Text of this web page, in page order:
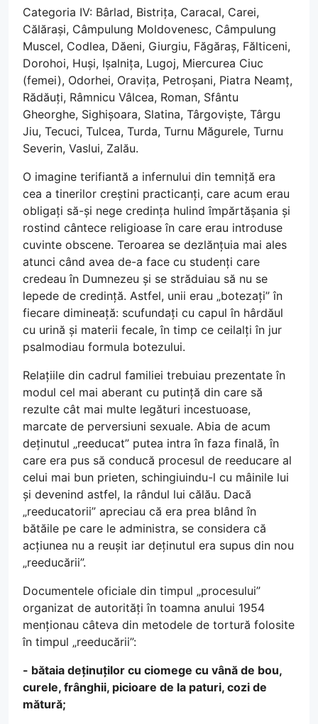
Categoria IV: Bârlad, Bistrița, Caracal, Carei,
Călărași, Câmpulung Moldovenesc, Câmpulung
Muscel, Codlea, Dăeni, Giurgiu, Făgăraș, Fălticeni,
Dorohoi, Huși, Ișalnița, Lugoj, Miercurea Ciuc
(femei), Odorhei, Oravița, Petroșani, Piatra Neamț,
Rădăuți, Râmnicu Vâlcea, Roman, Sfântu
Gheorghe, Sighișoara, Slatina, Târgoviște, Târgu
Jiu, Tecuci, Tulcea, Turda, Turnu Măgurele, Turnu
Severin, Vaslui, Zalău.
O imagine terifiantă a infernului din temniță era
cea a tinerilor creștini practicanți, care acum erau
obligați să-și nege credința hulind împărtășania și
rostind cântece religioase în care erau introduse
cuvinte obscene. Teroarea se dezlănțuia mai ales
atunci când avea de-a face cu studenți care
credeau în Dumnezeu și se străduiau să nu se
lepede de credință. Astfel, unii erau „botezați” în
fiecare dimineață: scufundați cu capul în hârdăul
cu urină și materii fecale, în timp ce ceilalți în jur
psalmodiau formula botezului.
Relațiile din cadrul familiei trebuiau prezentate în
modul cel mai aberant cu putință din care să
rezulte cât mai multe legături incestuoase,
marcate de perversiuni sexuale. Abia de acum
deținutul „reeducat” putea intra în faza finală, în
care era pus să conducă procesul de reeducare al
celui mai bun prieten, schingiuindu-l cu mâinile lui
și devenind astfel, la rândul lui călău. Dacă
„reeducatorii” apreciau că era prea blând în
bătăile pe care le administra, se considera că
acțiunea nu a reușit iar deținutul era supus din nou
„reeducării”.
Documentele oficiale din timpul „procesului”
organizat de autorități în toamna anului 1954
menționau câteva din metodele de tortură folosite
în timpul „reeducării”:
- bătaia deținuților cu ciomege cu vână de bou,
curele, frânghii, picioare de la paturi, cozi de
mătură;